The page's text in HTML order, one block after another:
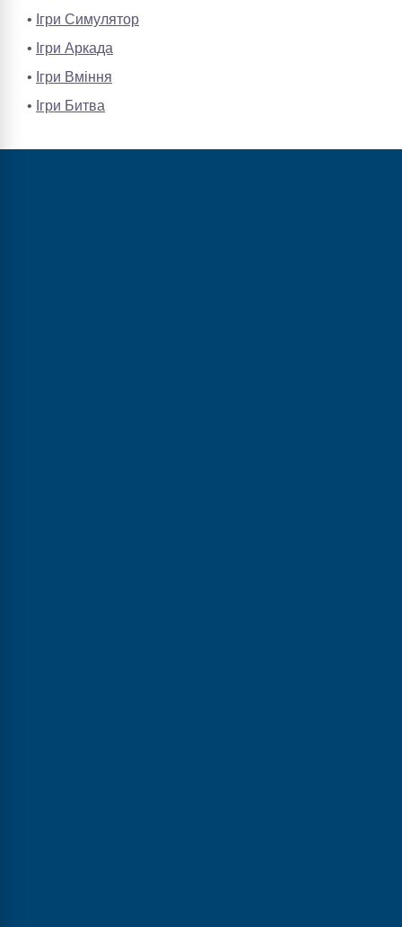
Ігри Симулятор
Ігри Аркада
Ігри Вміння
Ігри Битва